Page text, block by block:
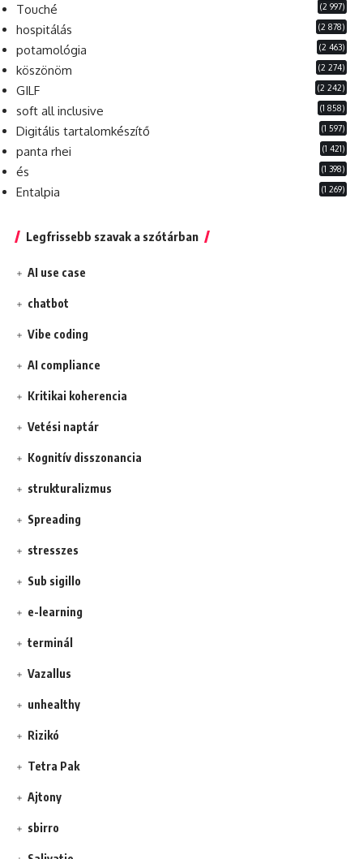
Touché (2 997)
hospitálás (2 878)
potamológia (2 463)
köszönöm (2 274)
GILF (2 242)
soft all inclusive (1 858)
Digitális tartalomkészítő (1 597)
panta rhei (1 421)
és (1 398)
Entalpia (1 269)
Legfrissebb szavak a szótárban
AI use case
chatbot
Vibe coding
AI compliance
Kritikai koherencia
Vetési naptár
Kognitív disszonancia
strukturalizmus
Spreading
stresszes
Sub sigillo
e-learning
terminál
Vazallus
unhealthy
Rizikó
Tetra Pak
Ajtony
sbirro